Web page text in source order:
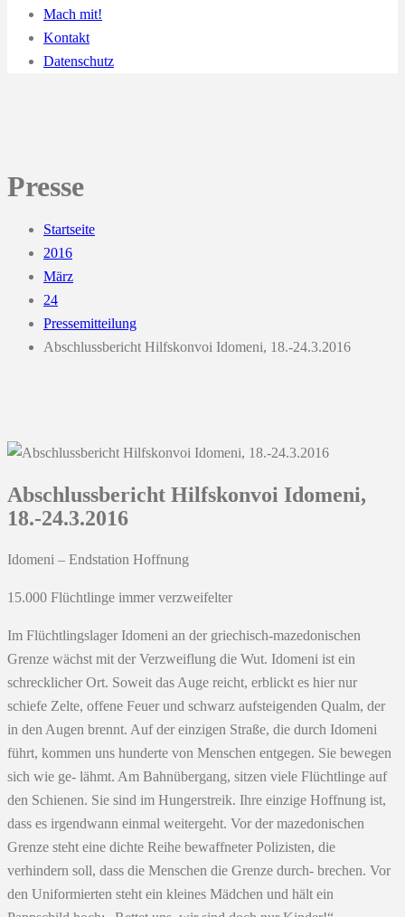
Mach mit!
Kontakt
Datenschutz
Presse
Startseite
2016
März
24
Pressemitteilung
Abschlussbericht Hilfskonvoi Idomeni, 18.-24.3.2016
Abschlussbericht Hilfskonvoi Idomeni,
18.-24.3.2016
Idomeni – Endstation Hoffnung
15.000 Flüchtlinge immer verzweifelter
Im Flüchtlingslager Idomeni an der griechisch-mazedonischen
Grenze wächst mit der Verzweiflung die Wut. Idomeni ist ein
schrecklicher Ort. Soweit das Auge reicht, erblickt es hier nur
schiefe Zelte, offene Feuer und schwarz aufsteigenden Qualm, der
in den Augen brennt. Auf der einzigen Straße, die durch Idomeni
führt, kommen uns hunderte von Menschen entgegen. Sie bewegen
sich wie ge- lähmt. Am Bahnübergang, sitzen viele Flüchtlinge auf
den Schienen. Sie sind im Hungerstreik. Ihre einzige Hoffnung ist,
dass es irgendwann einmal weitergeht. Vor der mazedonischen
Grenze steht eine dichte Reihe bewaffneter Polizisten, die
verhindern soll, dass die Menschen die Grenze durch- brechen. Vor
den Uniformierten steht ein kleines Mädchen und hält ein